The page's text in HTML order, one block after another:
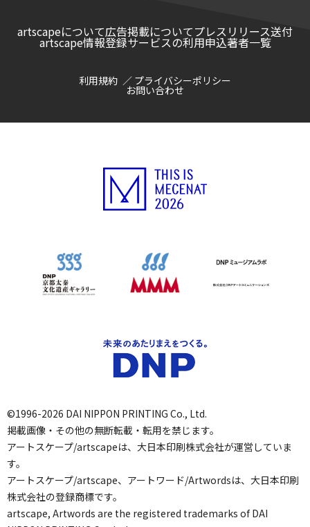
artscapeについて広告掲載についてプレスリリース送付
artscape情報登録サービスの利用申込著者一覧
利用規約 プライバシーポリシー
お問い合わせ
©1996-2026 DAI NIPPON PRINTING Co., Ltd.
掲載画像・その他の無断転載・転用を禁じます。
アートスケープ/artscapeは、大日本印刷株式会社が運営していま
す。
アートスケープ/artscape、アートワード/Artwordsは、大日本印刷
株式会社の登録商標です。
artscape, Artwords are the registered trademarks of DAI